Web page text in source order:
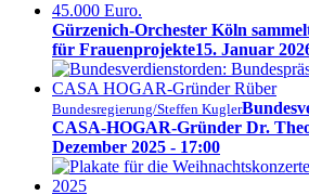
Gürzenich-Orchester Köln
für Frauenprojekte15. Januar
Bundesregierung/Steffen Kugler
CASA-HOGAR-Gründer Dr.
Dezember 2025 - 17:00